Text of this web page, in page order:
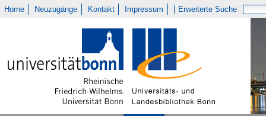
Home Neuzugänge Kontakt Impressum Erweiterte Suche